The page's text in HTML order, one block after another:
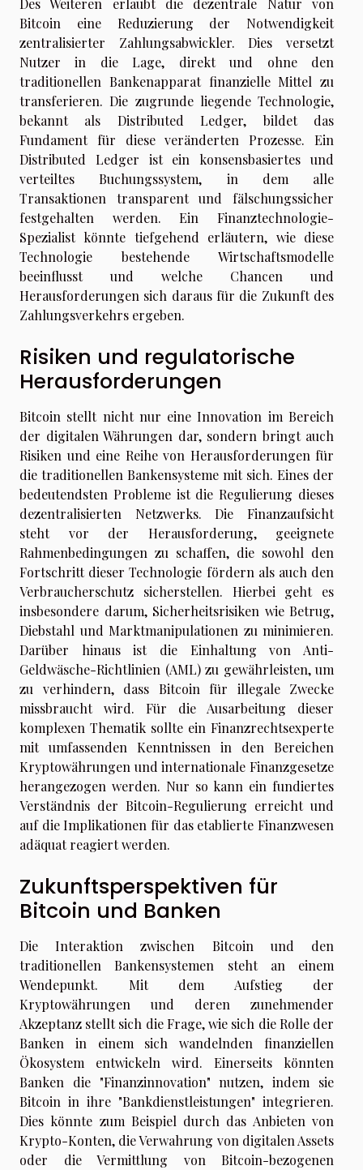
Des Weiteren erlaubt die dezentrale Natur von
Bitcoin eine Reduzierung der Notwendigkeit
zentralisierter Zahlungsabwickler. Dies versetzt
Nutzer in die Lage, direkt und ohne den
traditionellen Bankenapparat finanzielle Mittel zu
transferieren. Die zugrunde liegende Technologie,
bekannt als Distributed Ledger, bildet das
Fundament für diese veränderten Prozesse. Ein
Distributed Ledger ist ein konsensbasiertes und
verteiltes Buchungssystem, in dem alle
Transaktionen transparent und fälschungssicher
festgehalten werden. Ein Finanztechnologie-
Spezialist könnte tiefgehend erläutern, wie diese
Technologie bestehende Wirtschaftsmodelle
beeinflusst und welche Chancen und
Herausforderungen sich daraus für die Zukunft des
Zahlungsverkehrs ergeben.
Risiken und regulatorische
Herausforderungen
Bitcoin stellt nicht nur eine Innovation im Bereich
der digitalen Währungen dar, sondern bringt auch
Risiken und eine Reihe von Herausforderungen für
die traditionellen Bankensysteme mit sich. Eines der
bedeutendsten Probleme ist die Regulierung dieses
dezentralisierten Netzwerks. Die Finanzaufsicht
steht vor der Herausforderung, geeignete
Rahmenbedingungen zu schaffen, die sowohl den
Fortschritt dieser Technologie fördern als auch den
Verbraucherschutz sicherstellen. Hierbei geht es
insbesondere darum, Sicherheitsrisiken wie Betrug,
Diebstahl und Marktmanipulationen zu minimieren.
Darüber hinaus ist die Einhaltung von Anti-
Geldwäsche-Richtlinien (AML) zu gewährleisten, um
zu verhindern, dass Bitcoin für illegale Zwecke
missbraucht wird. Für die Ausarbeitung dieser
komplexen Thematik sollte ein Finanzrechtsexperte
mit umfassenden Kenntnissen in den Bereichen
Kryptowährungen und internationale Finanzgesetze
herangezogen werden. Nur so kann ein fundiertes
Verständnis der Bitcoin-Regulierung erreicht und
auf die Implikationen für das etablierte Finanzwesen
adäquat reagiert werden.
Zukunftsperspektiven für
Bitcoin und Banken
Die Interaktion zwischen Bitcoin und den
traditionellen Bankensystemen steht an einem
Wendepunkt. Mit dem Aufstieg der
Kryptowährungen und deren zunehmender
Akzeptanz stellt sich die Frage, wie sich die Rolle der
Banken in einem sich wandelnden finanziellen
Ökosystem entwickeln wird. Einerseits könnten
Banken die "Finanzinnovation" nutzen, indem sie
Bitcoin in ihre "Bankdienstleistungen" integrieren.
Dies könnte zum Beispiel durch das Anbieten von
Krypto-Konten, die Verwahrung von digitalen Assets
oder die Vermittlung von Bitcoin-bezogenen